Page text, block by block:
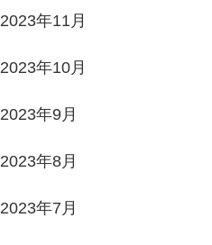
2023年11月
2023年10月
2023年9月
2023年8月
2023年7月